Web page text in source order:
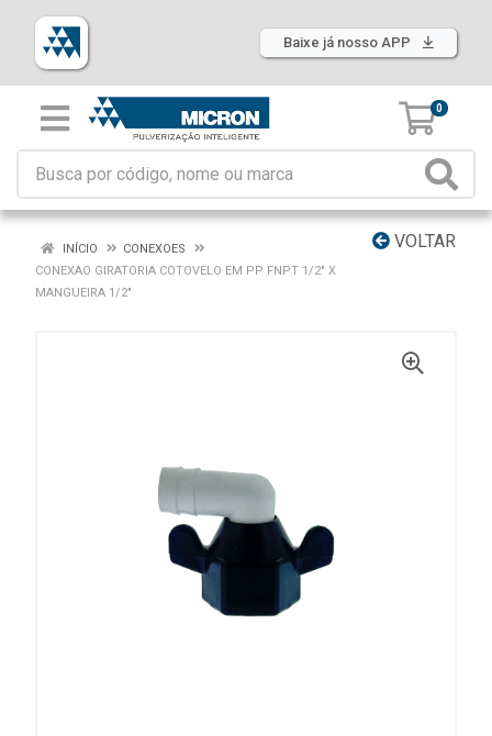
Baixe já nosso APP
0
VOLTAR
INÍCIO
CONEXOES
CONEXAO GIRATORIA COTOVELO EM PP FNPT 1/2" X
MANGUEIRA 1/2"